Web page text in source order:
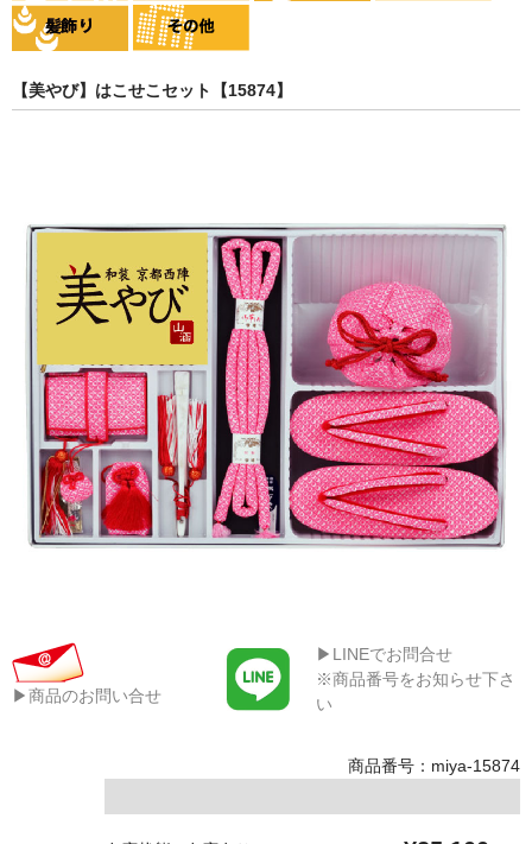
【美やび】はこせこセット【15874】
▶商品のお問い合せ
▶LINEでお問合せ
※商品番号をお知らせ下さ
い
商品番号：miya-15874